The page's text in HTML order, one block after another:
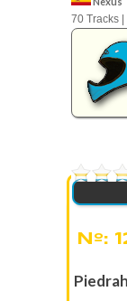
70 Tracks |
Nº: